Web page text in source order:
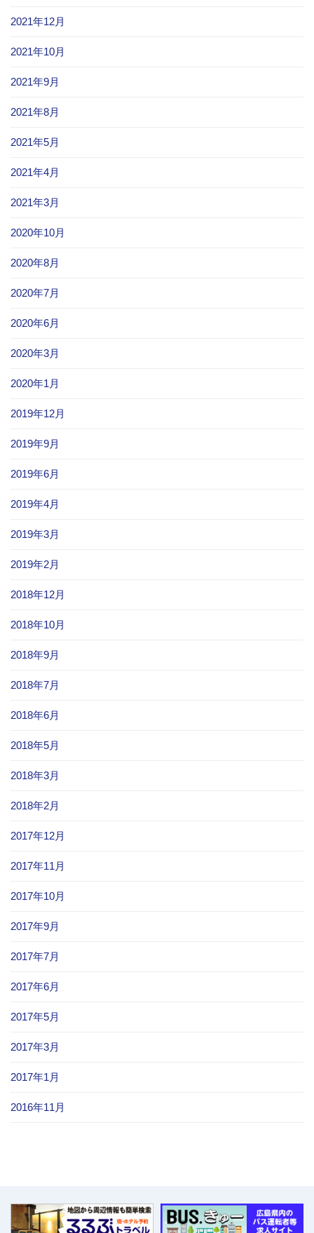
2021年12月
2021年10月
2021年9月
2021年8月
2021年5月
2021年4月
2021年3月
2020年10月
2020年8月
2020年7月
2020年6月
2020年3月
2020年1月
2019年12月
2019年9月
2019年6月
2019年4月
2019年3月
2019年2月
2018年12月
2018年10月
2018年9月
2018年7月
2018年6月
2018年5月
2018年3月
2018年2月
2017年12月
2017年11月
2017年10月
2017年9月
2017年7月
2017年6月
2017年5月
2017年3月
2017年1月
2016年11月